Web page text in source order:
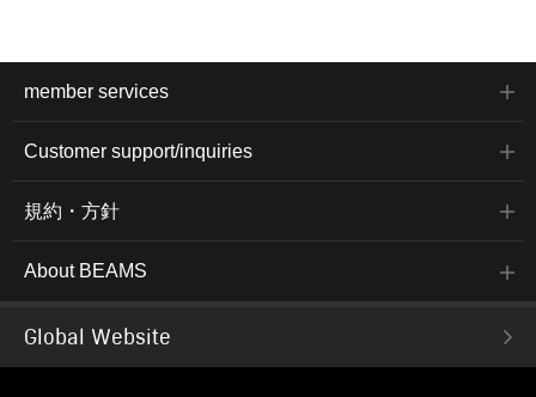
member services
Customer support/inquiries
規約・方針
About BEAMS
Global Website